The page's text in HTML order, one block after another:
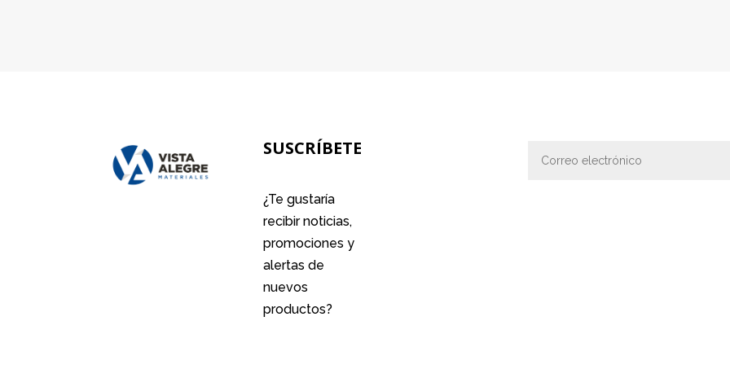
SUSCRÍBETE
¿Te gustaría
recibir noticias,
promociones y
alertas de
nuevos
productos?